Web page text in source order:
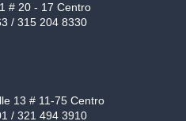
# 20 - 17 Centro
/ 315 204 8330
13 # 11-75 Centro
/ 321 494 3910